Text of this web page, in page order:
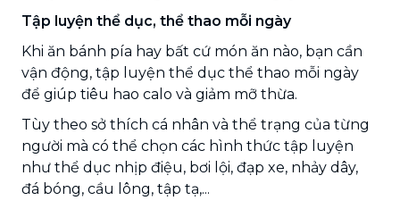
Tập luyện thể dục, thể thao mỗi ngày
Khi ăn bánh pía hay bất cứ món ăn nào, bạn cần
vận động, tập luyện thể dục thể thao mỗi ngày
để giúp tiêu hao calo và giảm mỡ thừa.
Tùy theo sở thích cá nhân và thể trạng của từng
người mà có thể chọn các hình thức tập luyện
như thể dục nhịp điệu, bơi lội, đạp xe, nhảy dây,
đá bóng, cầu lông, tập tạ,...